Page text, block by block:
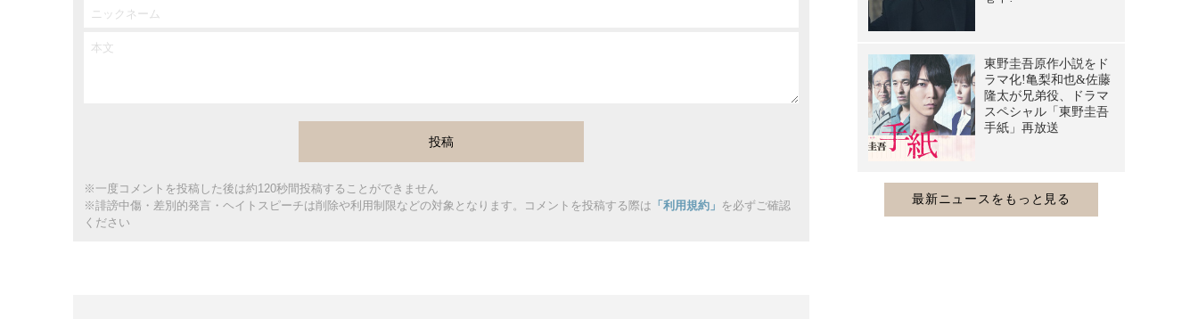
※一度コメントを投稿した後は約120秒間投稿することができません
※誹謗中傷・差別的発言・ヘイトスピーチは削除や利用制限などの対象となります。コメントを投稿する際は 「利用規約」 を必ずご確認
ください